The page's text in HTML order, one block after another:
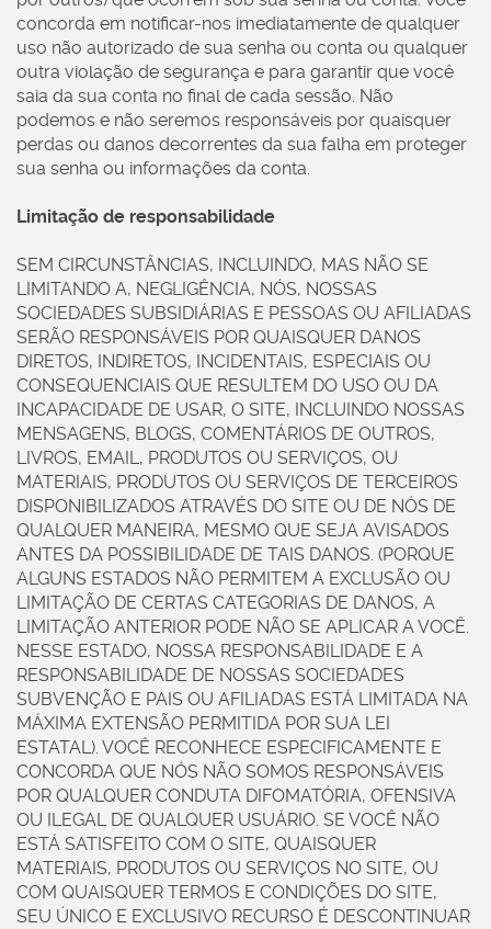
concorda em notificar-nos imediatamente de qualquer
uso não autorizado de sua senha ou conta ou qualquer
outra violação de segurança e para garantir que você
saia da sua conta no final de cada sessão. Não
podemos e não seremos responsáveis por quaisquer
perdas ou danos decorrentes da sua falha em proteger
sua senha ou informações da conta.
Limitação de responsabilidade
SEM CIRCUNSTÂNCIAS, INCLUINDO, MAS NÃO SE
LIMITANDO A, NEGLIGÊNCIA, NÓS, NOSSAS
SOCIEDADES SUBSIDIÁRIAS E PESSOAS OU AFILIADAS
SERÃO RESPONSÁVEIS POR QUAISQUER DANOS
DIRETOS, INDIRETOS, INCIDENTAIS, ESPECIAIS OU
CONSEQUENCIAIS QUE RESULTEM DO USO OU DA
INCAPACIDADE DE USAR, O SITE, INCLUINDO NOSSAS
MENSAGENS, BLOGS, COMENTÁRIOS DE OUTROS,
LIVROS, EMAIL, PRODUTOS OU SERVIÇOS, OU
MATERIAIS, PRODUTOS OU SERVIÇOS DE TERCEIROS
DISPONIBILIZADOS ATRAVÉS DO SITE OU DE NÓS DE
QUALQUER MANEIRA, MESMO QUE SEJA AVISADOS
ANTES DA POSSIBILIDADE DE TAIS DANOS. (PORQUE
ALGUNS ESTADOS NÃO PERMITEM A EXCLUSÃO OU
LIMITAÇÃO DE CERTAS CATEGORIAS DE DANOS, A
LIMITAÇÃO ANTERIOR PODE NÃO SE APLICAR A VOCÊ.
NESSE ESTADO, NOSSA RESPONSABILIDADE E A
RESPONSABILIDADE DE NOSSAS SOCIEDADES
SUBVENÇÃO E PAIS OU AFILIADAS ESTÁ LIMITADA NA
MÁXIMA EXTENSÃO PERMITIDA POR SUA LEI
ESTATAL). VOCÊ RECONHECE ESPECIFICAMENTE E
CONCORDA QUE NÓS NÃO SOMOS RESPONSÁVEIS
POR QUALQUER CONDUTA DIFOMATÓRIA, OFENSIVA
OU ILEGAL DE QUALQUER USUÁRIO. SE VOCÊ NÃO
ESTÁ SATISFEITO COM O SITE, QUAISQUER
MATERIAIS, PRODUTOS OU SERVIÇOS NO SITE, OU
COM QUAISQUER TERMOS E CONDIÇÕES DO SITE,
SEU ÚNICO E EXCLUSIVO RECURSO É DESCONTINUAR